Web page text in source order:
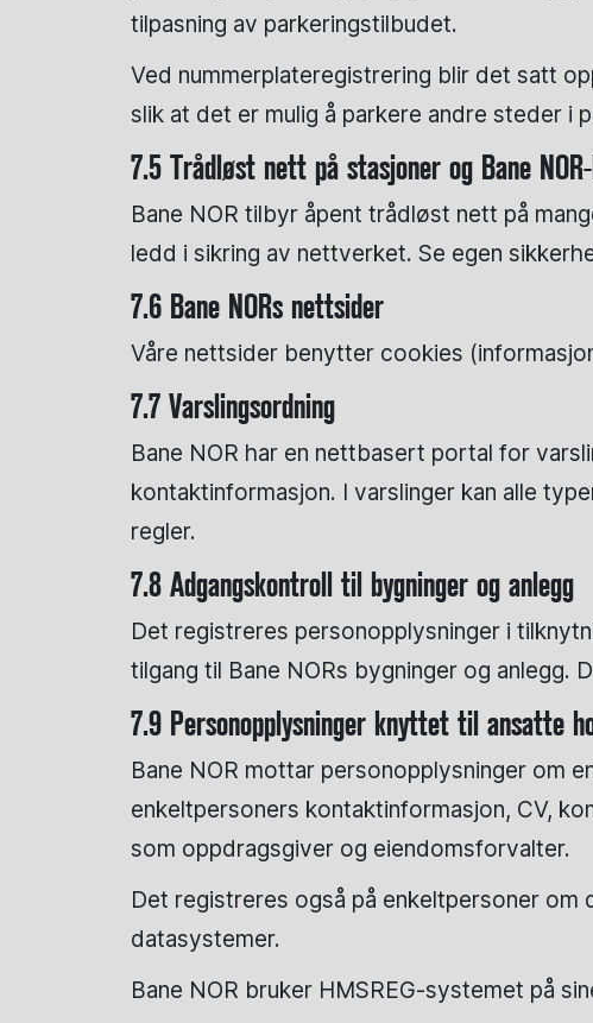
tilpasning av parkeringstilbudet.
Ved nummerplateregistrering blir det satt
slik at det er mulig å parkere andre steder i
7.5 Trådløst nett på stasjoner og Bane
Bane NOR tilbyr åpent trådløst nett på
ledd i sikring av nettverket. Se egen
7.6 Bane NORs nettsider
Våre nettsider benytter cookies
7.7 Varslingsordning
Bane NOR har en nettbasert portal for
kontaktinformasjon. I varslinger kan alle
regler.
7.8 Adgangskontroll til bygninger og anlegg
Det registreres personopplysninger i
tilgang til Bane NORs bygninger og
7.9 Personopplysninger knyttet til ansatte
Bane NOR mottar personopplysninger om
enkeltpersoners kontaktinformasjon, CV,
som oppdragsgiver og eiendomsforvalter.
Det registreres også på enkeltpersoner om
datasystemer.
Bane NOR bruker HMSREG-systemet på